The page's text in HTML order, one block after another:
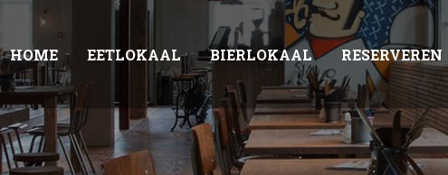
HOME EETLOKAAL BIERLOKAAL RESERVEREN